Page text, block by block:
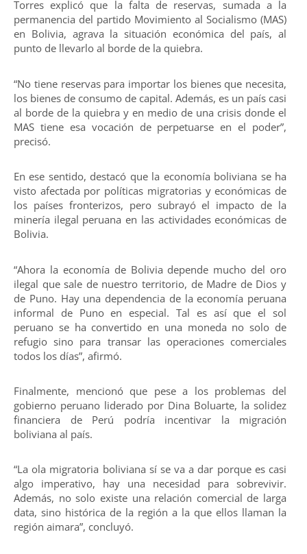
Torres explicó que la falta de reservas, sumada a la
permanencia del partido Movimiento al Socialismo (MAS)
en Bolivia, agrava la situación económica del país, al
punto de llevarlo al borde de la quiebra.
“No tiene reservas para importar los bienes que necesita,
los bienes de consumo de capital. Además, es un país casi
al borde de la quiebra y en medio de una crisis donde el
MAS tiene esa vocación de perpetuarse en el poder”,
precisó.
En ese sentido, destacó que la economía boliviana se ha
visto afectada por políticas migratorias y económicas de
los países fronterizos, pero subrayó el impacto de la
minería ilegal peruana en las actividades económicas de
Bolivia.
“Ahora la economía de Bolivia depende mucho del oro
ilegal que sale de nuestro territorio, de Madre de Dios y
de Puno. Hay una dependencia de la economía peruana
informal de Puno en especial. Tal es así que el sol
peruano se ha convertido en una moneda no solo de
refugio sino para transar las operaciones comerciales
todos los días”, afirmó.
Finalmente, mencionó que pese a los problemas del
gobierno peruano liderado por Dina Boluarte, la solidez
financiera de Perú podría incentivar la migración
boliviana al país.
“La ola migratoria boliviana sí se va a dar porque es casi
algo imperativo, hay una necesidad para sobrevivir.
Además, no solo existe una relación comercial de larga
data, sino histórica de la región a la que ellos llaman la
región aimara”, concluyó.